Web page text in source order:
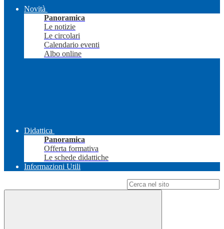
Novità
Panoramica
Le notizie
Le circolari
Calendario eventi
Albo online
Didattica
Panoramica
Offerta formativa
Le schede didattiche
Informazioni Utili